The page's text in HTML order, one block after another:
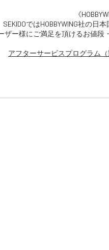
《
SEKIDOではHOBBYWING社の
ザー様にご満足を頂けるお値段
アフターサービスプログラム